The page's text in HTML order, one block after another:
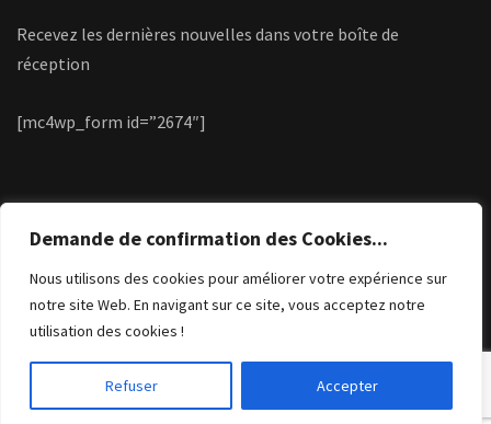
Demande de confirmation des Cookies...
Nous utilisons des cookies pour améliorer votre expérience sur
notre site Web. En navigant sur ce site, vous acceptez notre
utilisation des cookies !
Refuser Accepter
Recevez les dernières nouvelles dans votre boîte de
réception
[mc4wp_form id=”2674″]
© 2023 – Tous droits réservés. Création par wapix.be
rochesterchurch.net